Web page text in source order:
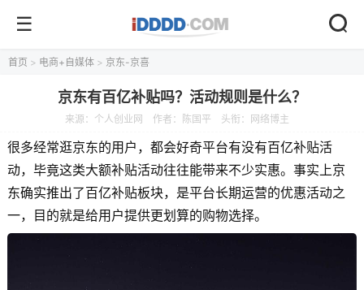
首页 > 电商+自媒体 > 京东-京喜
京东有百亿补贴吗？活动规则是什么？
来源： 个人创业网 作者：陈国平 头衔：网络博主
很多经常逛京东的用户，都会好奇平台有没有百亿补贴活
动，毕竟这类大额补贴活动往往能带来不少实惠。事实上京
东确实推出了百亿补贴板块，是平台长期运营的优惠活动之
一，目的就是给用户提供更划算的购物选择。